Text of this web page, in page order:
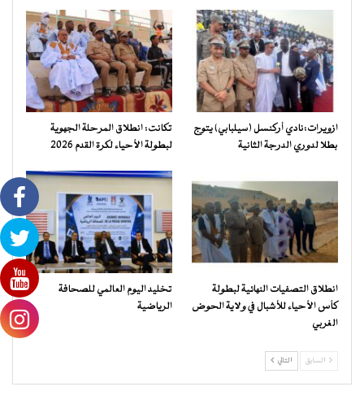
ازويرات:نادي أركنسل (سيلبابي) يتوج
بطلا لدوري الدرجة الثانية
تكانت: انطلاق المرحلة الجهوية
لبطولة الأحياء لكرة القدم 2026
انطلاق التصفيات النهائية لبطولة
كأس الأحياء للأشبال في ولاية الحوض
الغربي
تخليد اليوم العالمي للصحافة
الرياضية
السابق التالي